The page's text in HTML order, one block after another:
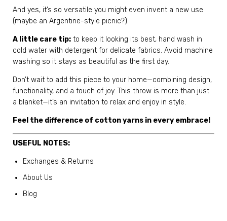
And yes, it’s so versatile you might even invent a new use
(maybe an Argentine-style picnic?).
A little care tip: to keep it looking its best, hand wash in
cold water with detergent for delicate fabrics. Avoid machine
washing so it stays as beautiful as the first day.
Don’t wait to add this piece to your home—combining design,
functionality, and a touch of joy. This throw is more than just
a blanket—it’s an invitation to relax and enjoy in style.
Feel the difference of cotton yarns in every embrace!
USEFUL NOTES:
Exchanges & Returns
About Us
Blog